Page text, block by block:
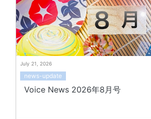
July 21, 2026
news-update
Voice News 2026年8月号